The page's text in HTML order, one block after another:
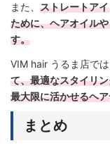
また、 ストレートア
ために、ヘアオイル
す。
VIM hair うるま店では
て、最適なスタイリ
最大限に活かせるヘ
まとめ